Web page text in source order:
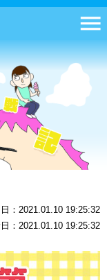
：2021.01.10 19:25:32
：2021.01.10 19:25:32